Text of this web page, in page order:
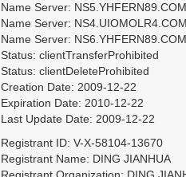
Name Server: NS5.YHFERN89.COM
Name Server: NS4.UIOMOLR4.COM
Name Server: NS6.YHFERN89.COM
Status: clientTransferProhibited
Status: clientDeleteProhibited
Creation Date: 2009-12-22
Expiration Date: 2010-12-22
Last Update Date: 2009-12-22
Registrant ID: V-X-58104-13670
Registrant Name: DING JIANHUA